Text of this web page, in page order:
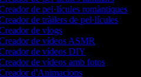
de pel·lícules romàntiques
de tràilers de pel·lícules
de vlogs
de vídeos ASMR
de vídeos DIY
de vídeos amb fotos
d'Animacions